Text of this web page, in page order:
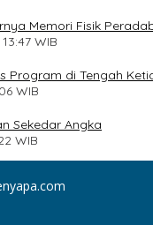
Memori Fisik
WIB
Program di Tengah
WIB
Sekedar Angka
WIB